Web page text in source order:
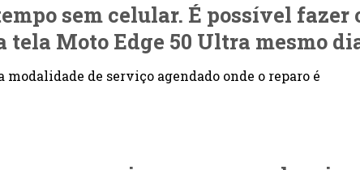
sem celular. É possível fazer
Moto Edge 50 Ultra mesmo
modalidade de serviço agendado onde o reparo é